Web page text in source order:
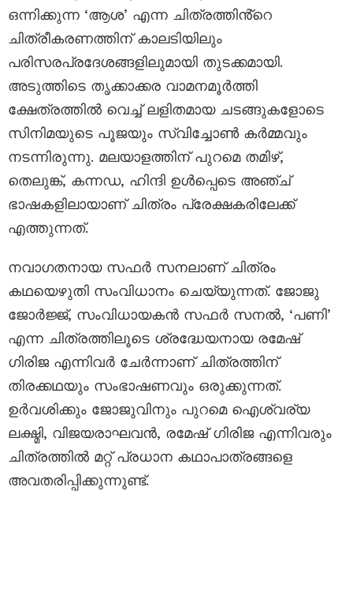
ഒന്നിക്കുന്ന ‘ആശ’ എന്ന ചിത്രത്തിൻ്റെ
ചിത്രീകരണത്തിന് കാലടിയിലും
പരിസരപ്രദേശങ്ങളിലുമായി തുടക്കമായി.
അടുത്തിടെ തൃക്കാക്കര വാമനമൂർത്തി
ക്ഷേത്രത്തിൽ വെച്ച് ലളിതമായ ചടങ്ങുകളോടെ
സിനിമയുടെ പൂജയും സ്വിച്ചോൺ കർമ്മവും
നടന്നിരുന്നു. മലയാളത്തിന് പുറമെ തമിഴ്,
തെലുങ്ക്, കന്നഡ, ഹിന്ദി ഉൾപ്പെടെ അഞ്ച്
ഭാഷകളിലായാണ് ചിത്രം പ്രേക്ഷകരിലേക്ക്
എത്തുന്നത്.
നവാഗതനായ സഫർ സനലാണ് ചിത്രം
കഥയെഴുതി സംവിധാനം ചെയ്യുന്നത്. ജോജു
ജോർജ്ജ്, സംവിധായകൻ സഫർ സനൽ, ‘പണി’
എന്ന ചിത്രത്തിലൂടെ ശ്രദ്ധേയനായ രമേഷ്
ഗിരിജ എന്നിവർ ചേർന്നാണ് ചിത്രത്തിന്
തിരക്കഥയും സംഭാഷണവും ഒരുക്കുന്നത്.
ഉർവശിക്കും ജോജുവിനും പുറമെ ഐശ്വര്യ
ലക്ഷ്മി, വിജയരാഘവൻ, രമേഷ് ഗിരിജ എന്നിവരും
ചിത്രത്തിൽ മറ്റ് പ്രധാന കഥാപാത്രങ്ങളെ
അവതരിപ്പിക്കുന്നുണ്ട്.